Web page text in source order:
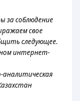
соблюдение
свое
следующее.
интернет-